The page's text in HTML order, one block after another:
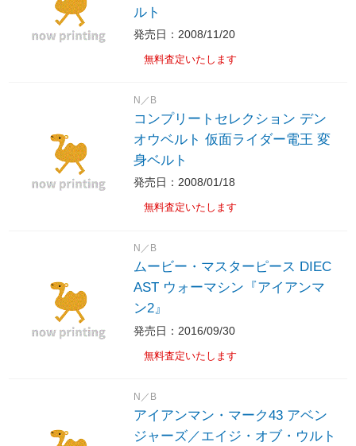
ルト
発売日：2008/11/20
無料査定いたします
N／B
コンプリートセレクション デン
オウベルト 仮面ライダー電王 変
身ベルト
発売日：2008/01/18
無料査定いたします
N／B
ムービー・マスターピース DIEC
AST ウォーマシン『アイアンマ
ン2』
発売日：2016/09/30
無料査定いたします
N／B
アイアンマン・マーク43 アベン
ジャーズ／エイジ・オブ・ウルト